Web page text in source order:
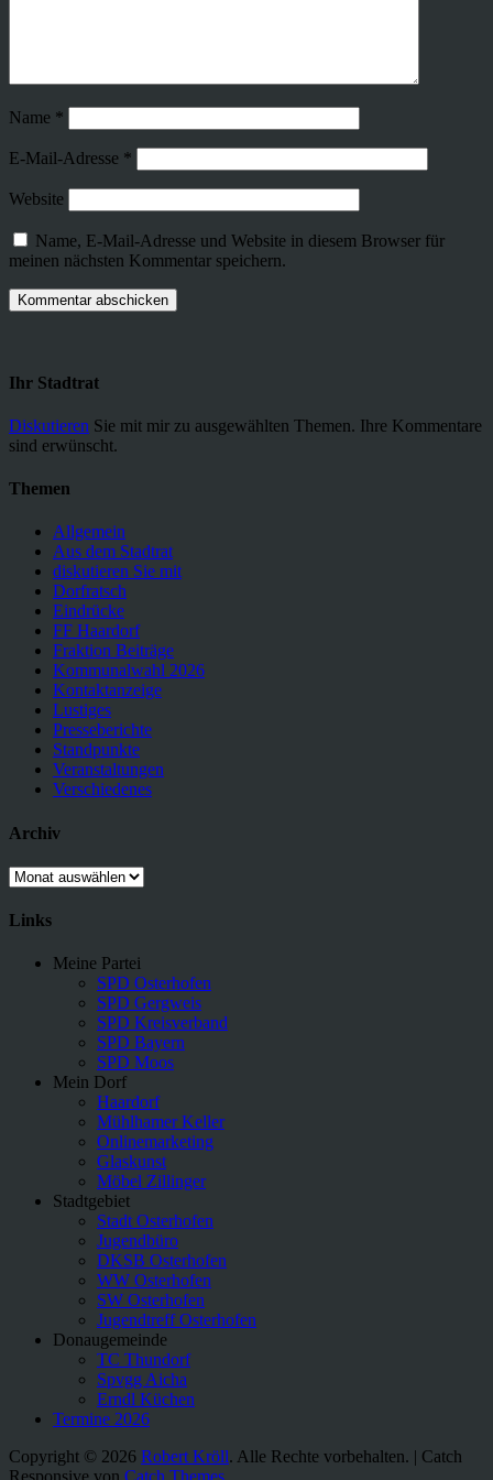
Name *
E-Mail-Adresse *
Website
Name, E-Mail-Adresse und Website in diesem Browser für
meinen nächsten Kommentar speichern.
Ihr Stadtrat
Diskutieren Sie mit mir zu ausgewählten Themen. Ihre Kommentare
sind erwünscht.
Themen
Allgemein
Aus dem Stadtrat
diskutieren Sie mit
Dorfratsch
Eindrücke
FF Haardorf
Fraktion Beiträge
Kommunalwahl 2026
Kontaktanzeige
Lustiges
Presseberichte
Standpunkte
Veranstaltungen
Verschiedenes
Archiv
Archiv
Links
Meine Partei
SPD Osterhofen
SPD Gergweis
SPD Kreisverband
SPD Bayern
SPD Moos
Mein Dorf
Haardorf
Mühlhamer Keller
Onlinemarketing
Glaskunst
Möbel Zillinger
Stadtgebiet
Stadt Osterhofen
Jugendbüro
DKSB Osterhofen
WW Osterhofen
SW Osterhofen
Jugendtreff Osterhofen
Donaugemeinde
TC Thundorf
Spvgg Aicha
Erndl Küchen
Termine 2026
Copyright © 2026 Robert Kröll. Alle Rechte vorbehalten. | Catch